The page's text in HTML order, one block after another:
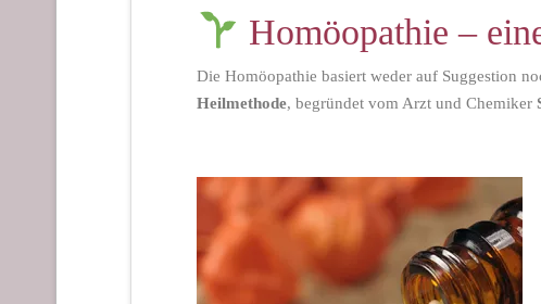
Homöopathie –
Die Homöopathie basiert weder auf Suggestion
Heilmethode, begründet vom Arzt und Chemiker